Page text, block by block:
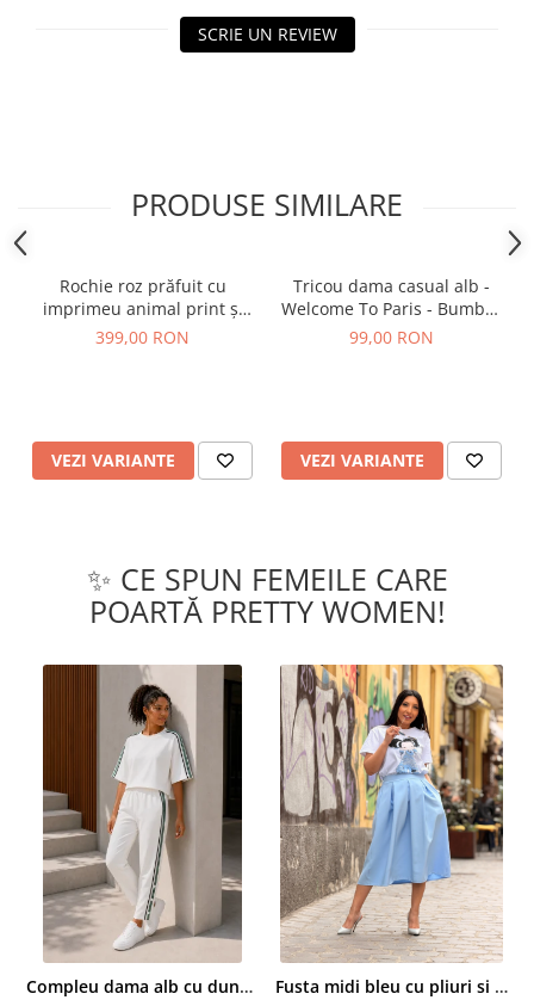
SCRIE UN REVIEW
PRODUSE SIMILARE
Rochie roz prăfuit cu
imprimeu animal print și
curea
399,00 RON
VEZI VARIANTE
Tricou dama casual alb -
Welcome To Paris - Bumbac
Organic
99,00 RON
VEZI VARIANTE
✨ CE SPUN FEMEILE CARE
POARTĂ PRETTY WOMEN!
Compleu dama alb cu dungi laterale in nuante de verde si negru Fusta midi bleu cu pliuri si buzunare